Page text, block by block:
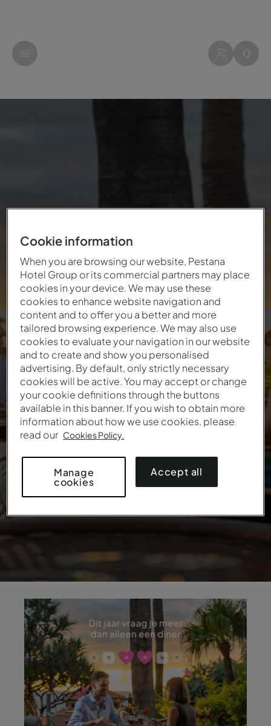
Valentijnsdag
Dit jaar vraag je meer dan alleen een diner
Cookie information
When you are browsing our website, Pestana
Hotel Group or its commercial partners may place
cookies in your device. We may use these
cookies to enhance website navigation and
content and to offer you a better and more
tailored browsing experience. We may also use
cookies to evaluate your navigation in our website
and to create and show you personalised
advertising. By default, only strictly necessary
cookies will be active. You may accept or change
your cookie definitions through the buttons
available in this banner. If you wish to obtain more
information about how we use cookies, please
read our Cookies Policy.
Manage
cookies
Accept all